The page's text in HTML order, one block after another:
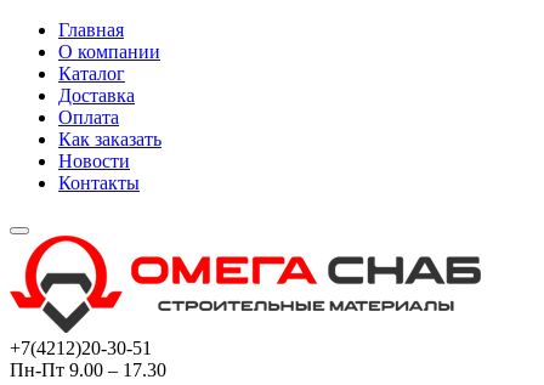
Главная
О компании
Каталог
Доставка
Оплата
Как заказать
Новости
Контакты
+7(4212)20-30-51
Пн-Пт 9.00 – 17.30